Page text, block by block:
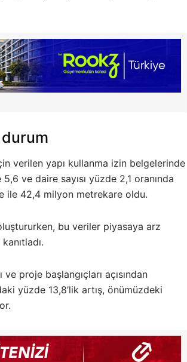
verilen yapı kullanma izin belgelerinde
ve daire sayısı yüzde 2,1 oranında
ile 42,4 milyon metrekare oldu.
bu veriler piyasaya arz
proje başlangıçları açısından
yüzde 13,8’lik artış, önümüzdeki